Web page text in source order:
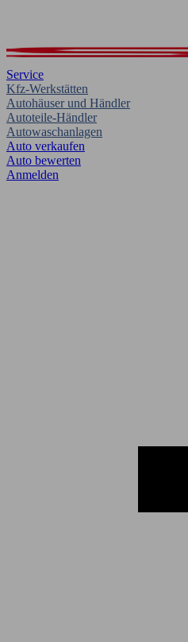
Service
Kfz-Werkstätten
Autohäuser und Händler
Autoteile-Händler
Autowaschanlagen
Auto verkaufen
Auto bewerten
Anmelden